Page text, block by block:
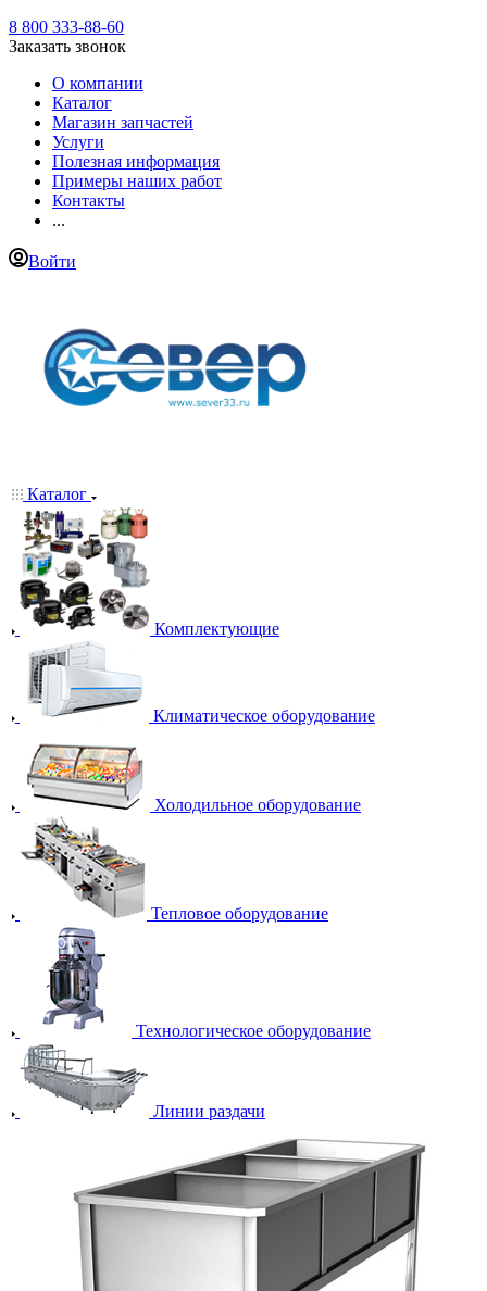
8 800 333-88-60
Заказать звонок
О компании
Каталог
Магазин запчастей
Услуги
Полезная информация
Примеры наших работ
Контакты
...
Войти
Каталог
Комплектующие
Климатическое оборудование
Холодильное оборудование
Тепловое оборудование
Технологическое оборудование
Линии раздачи